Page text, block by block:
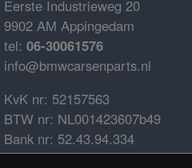
Eerste Industrieweg 20
9902 AM Appingedam
tel: 06-30061576
info@bmwcarsenparts.nl
KvK nr: 52157563
BTW nr: NL001423607b49
Bank nr: 52.43.94.334
IBAN: NL68ABNA0524394334